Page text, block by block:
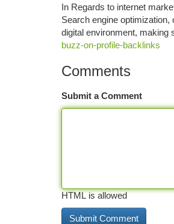
In Regards to internet
Search engine
digital environment, making
buzz-on-profile-backlinks
Comments
Submit a Comment
HTML is allowed